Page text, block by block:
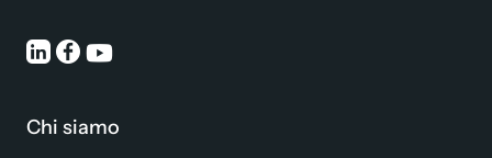
Chi siamo